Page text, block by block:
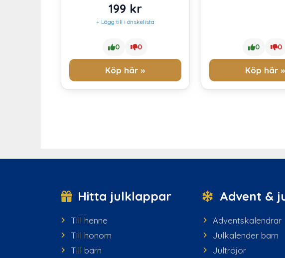
199 kr
+ Lägg till i önskelista
0 0
Köp här »
0 0
Köp här »
Hitta julklappar
Till henne
Till honom
Till barn
Advent &
Adventskalendrar
Julkalender barn
Jultröjor